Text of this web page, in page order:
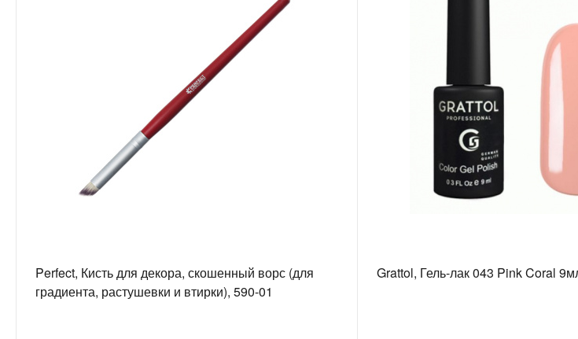
Perfect, Кисть для декора, скошенный ворс (для
градиента, растушевки и втирки), 590-01
Grattol, Гель-лак 043 Pink Coral